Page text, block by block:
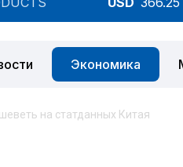
Экономика
на статданных Китая